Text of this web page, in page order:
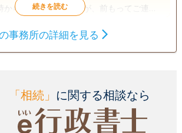
ら午後6時までですが、前もってご連絡
気軽にご相談ください。
遺産分割
土日相談可 初回相談無料
事務所の詳細を見る
「相続」 に関する相談なら